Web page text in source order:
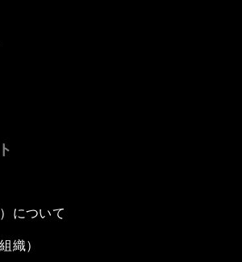
について
織）